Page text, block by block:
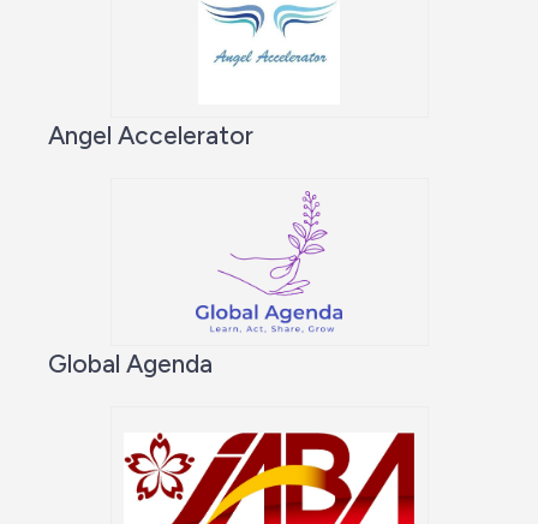
Angel Accelerator
Global Agenda